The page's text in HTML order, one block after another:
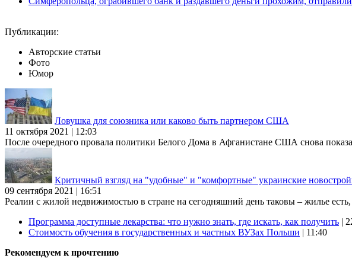
Публикации:
Авторские статьи
Фото
Юмор
Ловушка для союзника или каково быть партнером США
11 октября 2021 | 12:03
После очередного провала политики Белого Дома в Афганистане США снова
Критичный взгляд на "удобные" и "комфортные" украинские
09 сентября 2021 | 16:51
Реалии с жилой недвижимостью в стране на сегодняшний день таковы – жилье
Программа доступные лекарства: что нужно знать, где искать, как получить |
Стоимость обучения в государственных и частных ВУЗах Польши | 11:40
Рекомендуем к прочтению